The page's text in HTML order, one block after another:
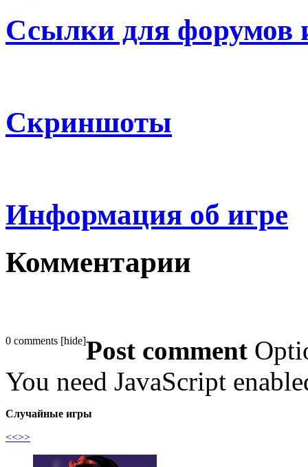
Ссылки для форумов
Скриншоты
Информация об игре
Комментарии
0 comments [hide]Post comment
You need JavaScript
Случайные игры
<<>>